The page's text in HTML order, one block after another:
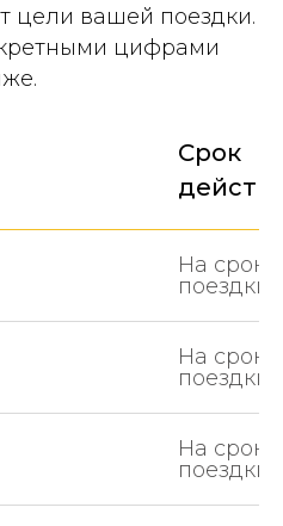
цели вашей поездки.
цифрами
Срок
На сроки
поездки
На сроки
поездки
На сроки
поездки